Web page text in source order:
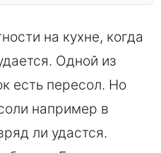
на кухне, когда
Одной из
есть пересол. Но
например в
ли удастся.